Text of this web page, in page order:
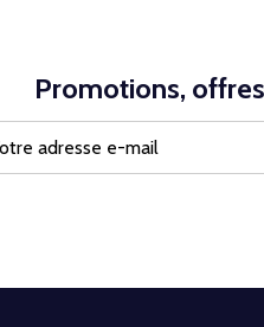
Promotions,